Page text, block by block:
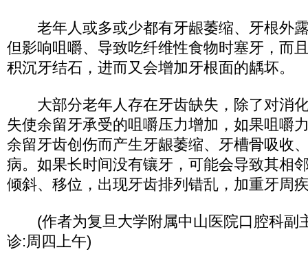
老年人或多或少都有牙龈萎缩、牙根外
但影响咀嚼、导致吃纤维性食物时塞牙，而
积沉牙结石，进而又会增加牙根面的龋坏。
大部分老年人存在牙齿缺失，除了对消
失使余留牙承受的咀嚼压力增加，如果咀嚼
余留牙齿创伤而产生牙龈萎缩、牙槽骨吸收
病。如果长时间没有镶牙，可能会导致其相
倾斜、移位，出现牙齿排列错乱，加重牙周
(作者为复旦大学附属中山医院口腔科副
诊:周四上午)